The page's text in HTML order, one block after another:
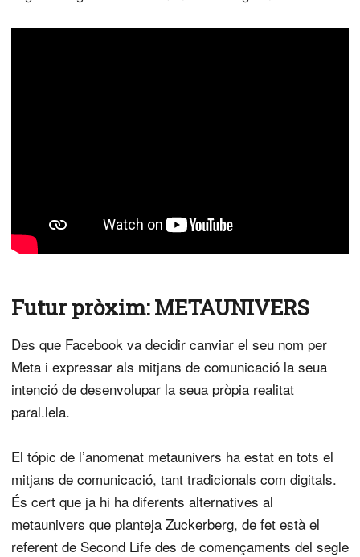
Futur pròxim:METAUNIVERS
Des que Facebook va decidir canviar el seu nom per
Meta i expressar als mitjans de comunicació la seua
intenció de desenvolupar la seua pròpia realitat
paral.lela.
El tópic de l’anomenat metaunivers ha estat en tots el
mitjans de comunicació, tant tradicionals com digitals.
És cert que ja hi ha diferents alternatives al
metaunivers que planteja Zuckerberg, de fet està el
referent de Second Life des de començaments del segle